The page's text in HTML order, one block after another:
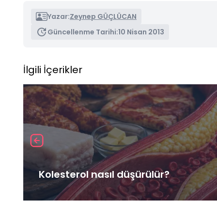
Yazar:Zeynep GÜÇLÜCAN
Güncellenme Tarihi:10 Nisan 2013
İlgili İçerikler
Kolesterol nasıl düşürülür?